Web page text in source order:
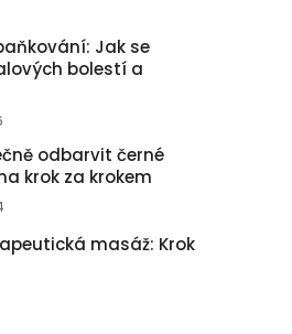
Jak se
bolestí a
odbarvit černé
krok za krokem
masáž: Krok